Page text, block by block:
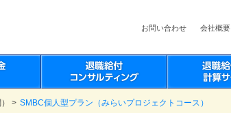
お問い合わせ 会社概要
> SMBC個人型プラン（みらいプロジェクトコース）